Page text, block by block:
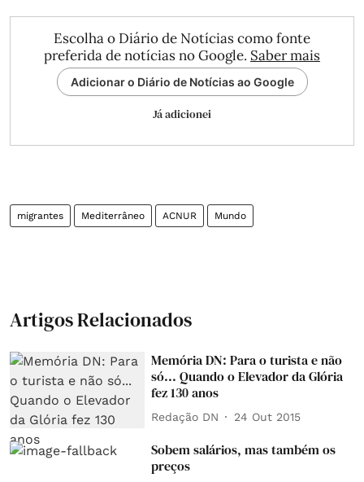
Escolha o Diário de Notícias como fonte
preferida de notícias no Google. Saber mais
Adicionar o Diário de Notícias ao Google
Já adicionei
migrantes Mediterrâneo ACNUR Mundo
Artigos Relacionados
Memória DN: Para o turista e não
só... Quando o Elevador da Glória
fez 130 anos
Redação DN 24 Out 2015
Sobem salários, mas também os
preços